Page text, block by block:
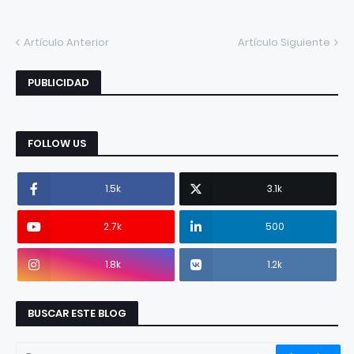
Artículo Anterior Artículo Siguiente
PUBLICIDAD
FOLLOW US
1.5k 3.1k
2.7k 500
1.8k 1.2k
BUSCAR ESTE BLOG